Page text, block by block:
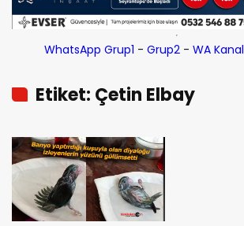
WhatsApp Grup1 - Grup2- WA Kanal
Etiket: Çetin Elbay